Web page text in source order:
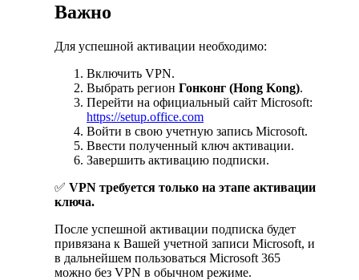
Важно
Для успешной активации необходимо:
Включить VPN.
Выбрать регион Гонконг (Hong Kong).
Перейти на официальный сайт Microsoft:
https://setup.office.com
Войти в свою учетную запись Microsoft.
Ввести полученный ключ активации.
Завершить активацию подписки.
✅ VPN требуется только на этапе активации
ключа.
После успешной активации подписка будет
привязана к Вашей учетной записи Microsoft, и
в дальнейшем пользоваться Microsoft 365
можно без VPN в обычном режиме.